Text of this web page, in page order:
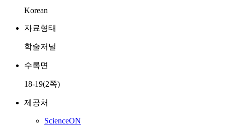
Korean
자료형태
학술저널
수록면
18-19(2쪽)
제공처
ScienceON